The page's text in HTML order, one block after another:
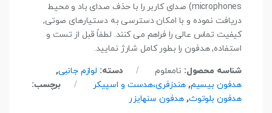
microphones) صدای کاربر را با حذف صدای باد و محیط
دریافت نموده و با امکان دسترسی به دستیارهای صوتی,
کیفیت تماس عالی را فراهم می کنند. لطفاً قبل از تست و
استفاده, هدفون را بطور کامل شارژ نمایید.
شناسه محصول: نامعلوم دسته: لوازم جانبی,
هدفون بیسیم,هندزفری،هدست و اسپیکر
برچسب:
هدفون بلوتوث, هدفون سنهایزر